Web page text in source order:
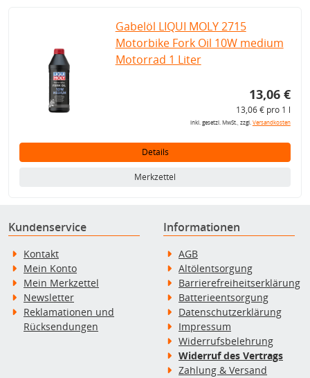
Gabelöl LIQUI MOLY 2715
Motorbike Fork Oil 10W medium
Motorrad 1 Liter
13,06 €
13,06 € pro 1 l
inkl. gesetzl. MwSt., zzgl.Versandkosten
Details
Merkzettel
Kundenservice
Kontakt
Mein Konto
Mein Merkzettel
Newsletter
Reklamationen und
Rücksendungen
Informationen
AGB
Altölentsorgung
Barrierefreiheitserklärung
Batterieentsorgung
Datenschutzerklärung
Impressum
Widerrufsbelehrung
Widerruf des Vertrags
Zahlung & Versand